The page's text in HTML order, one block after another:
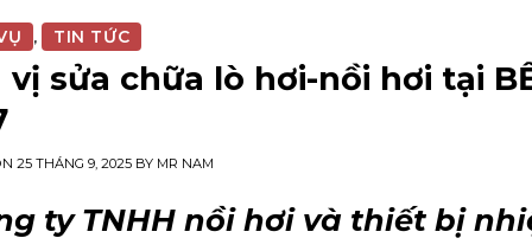
, TIN TỨC
sửa chữa lò hơi-nồi hơi tại
25 THÁNG 9, 2025 BY MR NAM
ty TNHH nồi hơi và thiết bị